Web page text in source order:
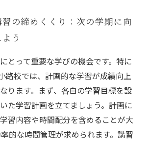
の締めくくり：次の学期に向
う
とって重要な学びの機会です。特に
路校では、計画的な学習が成績向上
ります。まず、各自の学習目標を設
た学習計画を立てましょう。計画に
習内容や時間配分を含めることが大
的な時間管理が求められます。講習